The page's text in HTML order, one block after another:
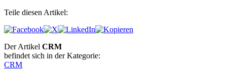
Teile diesen Artikel:
Der Artikel CRM
befindet sich in der Kategorie:
CRM